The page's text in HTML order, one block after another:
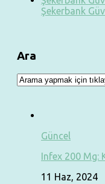
Şekerbank
Ara
Güncel
Infex 200 Mg:
11 Haz, 2024